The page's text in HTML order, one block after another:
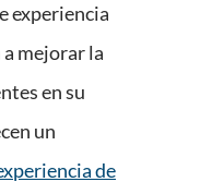
experiencia
mejorar la
en su
un
de